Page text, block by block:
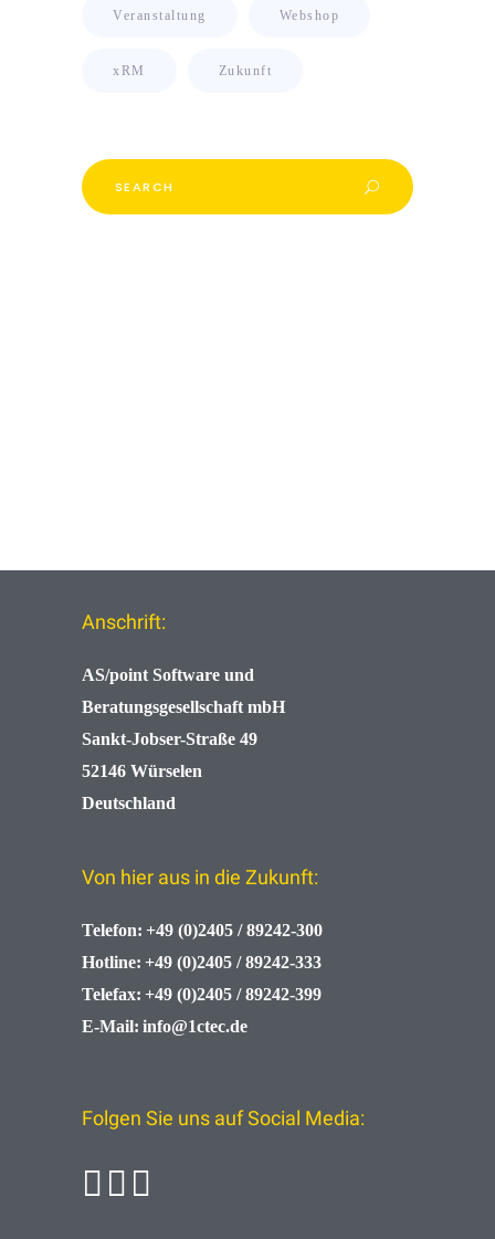
Veranstaltung Webshop
xRM Zukunft
Anschrift:
AS/point Software und
Beratungsgesellschaft mbH
Sankt-Jobser-Straße 49
52146 Würselen
Deutschland
Von hier aus in die Zukunft:
Telefon: +49 (0)2405 / 89242-300
Hotline: +49 (0)2405 / 89242-333
Telefax: +49 (0)2405 / 89242-399
E-Mail: info@1ctec.de
Folgen Sie uns auf Social Media: